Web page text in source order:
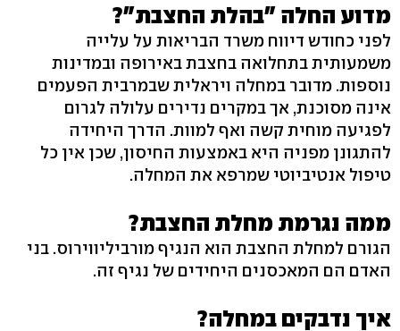
מדוע החלה "בהלת החצבת"?
לפני כחודש דיווח משרד הבריאות על עלייה
משמעותית בתחלואה בחצבת באירופה ובמדינות
נוספות. מדובר במחלה ויראלית שבמרבית הפעמים
אינה מסוכנת, אך במקרים נדירים עלולה לגרום
לפגיעה מוחית קשה ואף למוות. הדרך היחידה
להתגונן מפניה היא באמצעות החיסון, שכן אין כל
טיפול אנטיביוטי שמרפא את המחלה.
ממה נגרמת מחלת החצבת?
הגורם למחלת החצבת הוא הנגיף מורביליווירוס. בני
האדם הם המאכסנים היחידים של נגיף זה.
איך נדבקים במחלה?